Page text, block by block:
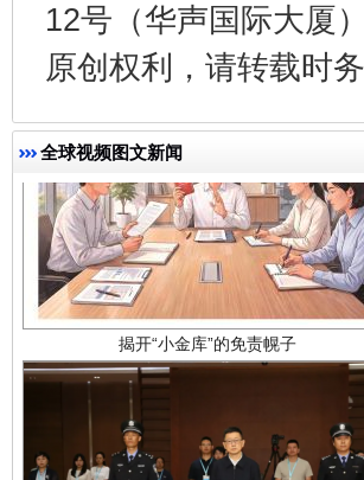
12号（华声国际大厦
原创权利，请转载时
全球视频图文新闻
揭开“小金库”的免责幌子